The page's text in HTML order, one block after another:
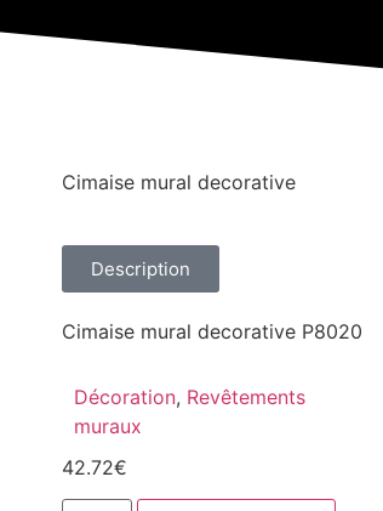
Cimaise mural decorative
Description
Cimaise mural decorative P8020
Décoration, Revêtements
muraux
42.72€